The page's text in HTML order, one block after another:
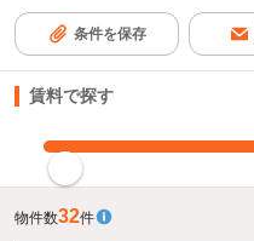
条件を保存
賃料で探す
物件数32件